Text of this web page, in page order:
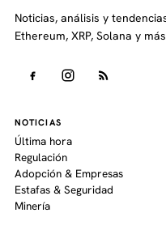
Noticias, análisis y
Ethereum, XRP, Solana y
NOTICIAS
Última hora
Regulación
Adopción & Empresas
Estafas & Seguridad
Minería